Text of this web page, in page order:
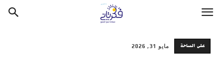
على الساحة مايو 31, 2026